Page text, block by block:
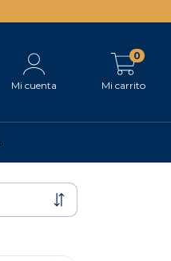
Mi cuenta Mi carrito
0